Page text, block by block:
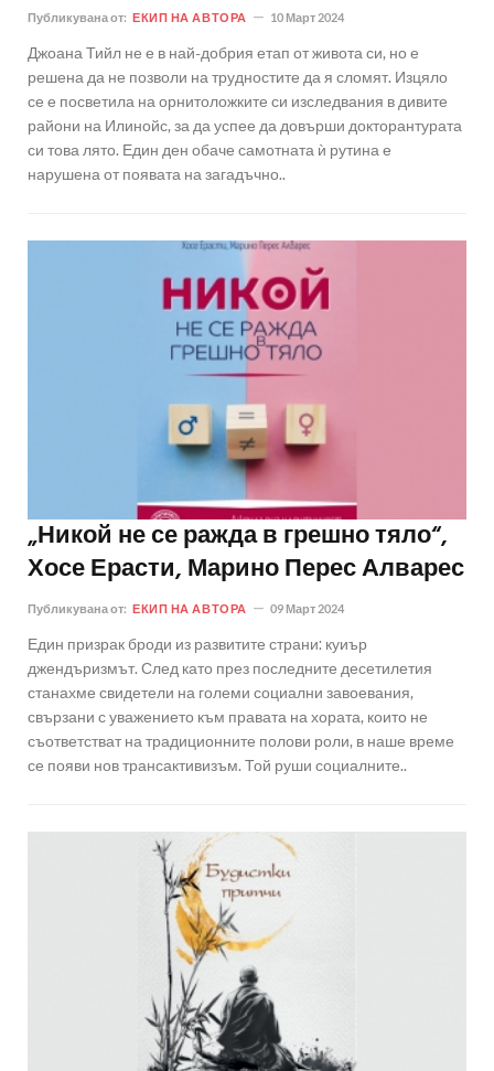
Публикувана от: ЕКИП НА АВТОРА 10 Март 2024
Джоана Тийл не е в най-добрия етап от живота си, но е
решена да не позволи на трудностите да я сломят. Изцяло
се е посветила на орнитоложките си изследвания в дивите
райони на Илинойс, за да успее да довърши докторантурата
си това лято. Един ден обаче самотната ѝ рутина е
нарушена от появата на загадъчно..
„Никой не се ражда в грешно тяло“,
Хосе Ерасти, Марино Перес Алварес
Публикувана от: ЕКИП НА АВТОРА 09 Март 2024
Един призрак броди из развитите страни: куиър
джендъризмът. След като през последните десетилетия
станахме свидетели на големи социални завоевания,
свързани с уважението към правата на хората, които не
съответстват на традиционните полови роли, в наше време
се появи нов трансактивизъм. Той руши социалните..